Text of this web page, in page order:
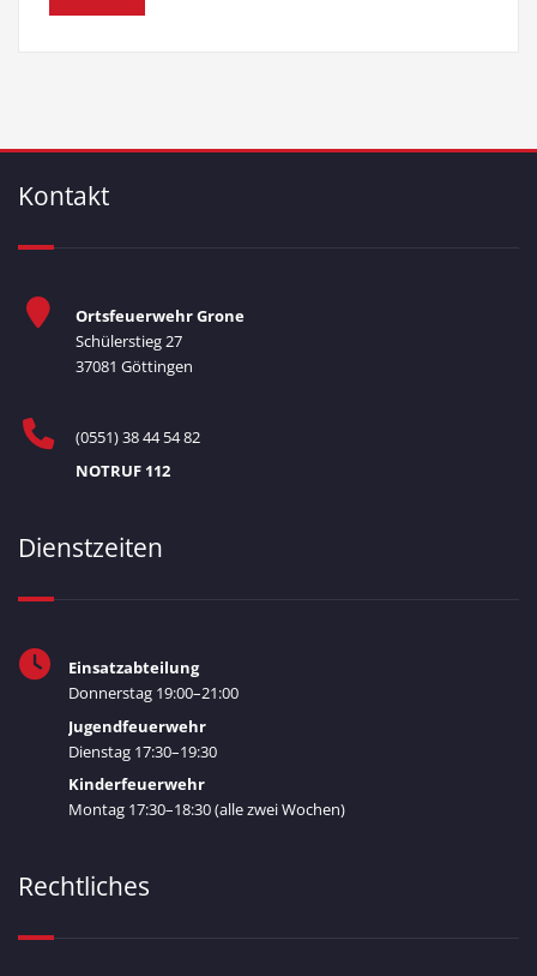
Kontakt
Ortsfeuerwehr Grone
Schülerstieg 27
37081 Göttingen
(0551) 38 44 54 82
NOTRUF 112
Dienstzeiten
Einsatzabteilung
Donnerstag 19:00–21:00
Jugendfeuerwehr
Dienstag 17:30–19:30
Kinderfeuerwehr
Montag 17:30–18:30 (alle zwei Wochen)
Rechtliches